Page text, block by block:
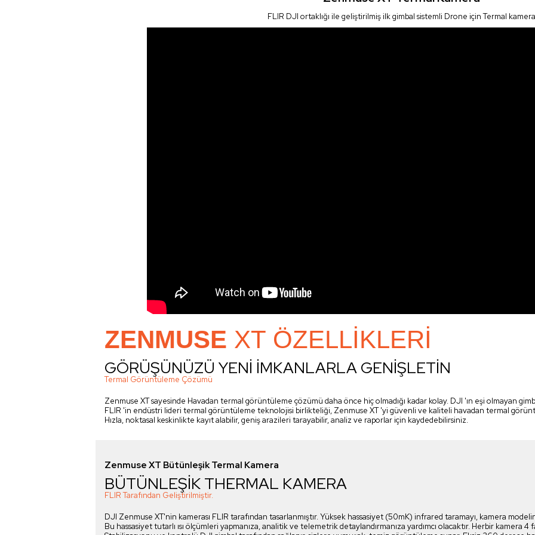
FLIR DJI ortaklığı ile geliştirilmiş ilk gimbal sistemli Drone için Termal kamera
ZENMUSE XT ÖZELLIKLERI
GÖRÜŞÜNÜZÜ YENİ İMKANLARLA GENİŞLETİN
Termal Görüntüleme Çözümü
Zenmuse XT sayesinde Havadan termal görüntüleme çözümü daha önce hiç olmadığı kadar kolay. DJI 'ın eşi olmayan
FLIR 'in endüstri lideri termal görüntüleme teknolojisi birlikteliği, Zenmuse XT 'yi güvenli ve kaliteli havadan termal
Hızla, noktasal keskinlikte kayıt alabilir, geniş arazileri tarayabilir, analiz ve raporlar için kaydedebilirsiniz.
Zenmuse XT Bütünleşik Termal Kamera
BÜTÜNLEŞİK THERMAL KAMERA
FLIR Tarafından Geliştirilmiştir.
DJI Zenmuse XT'nin kamerası FLIR tarafından tasarlanmıştır. Yüksek hassasiyet (50mK) infrared taramayı, kamera
Bu hassasiyet tutarlı ısı ölçümleri yapmanıza, analitik ve telemetrik detaylandırmanıza yardımcı olacaktır. Herbir kamera 4